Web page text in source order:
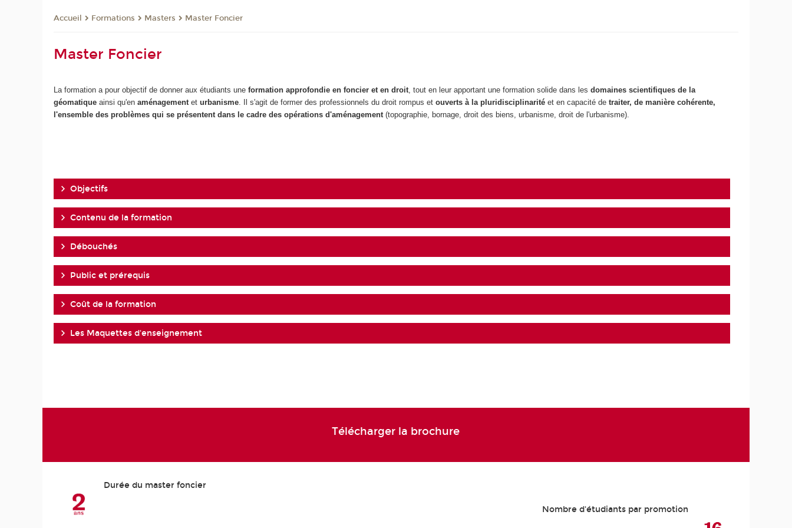
Accueil Formations Masters Master Foncier
Master Foncier
La formation a pour objectif de donner aux étudiants une formation approfondie en foncier et en droit , tout en leur apportant une formation solide dans les domaines scientifiques de la
géomatique ainsi qu'enaménagement eturbanisme . Il s'agit de former des professionnels du droit rompus etouverts à la pluridisciplinarité et en capacité de traiter, de manière cohérente,
l'ensemble des problèmes qui se présentent dans le cadre des opérations d'aménagement (topographie, bornage, droit des biens, urbanisme, droit de l'urbanisme).
Objectifs
Contenu de la formation
Débouchés
Public et prérequis
Coût de la formation
Les Maquettes d'enseignement
Télécharger la brochure
Durée du master foncier
Nombre d'étudiants par promotion